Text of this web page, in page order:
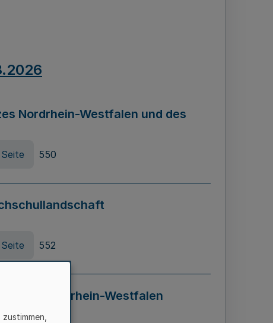
Nordrhein-Westfalen und des
Seite 550
Seite 552
in Nordrhein-Westfalen
NRW)